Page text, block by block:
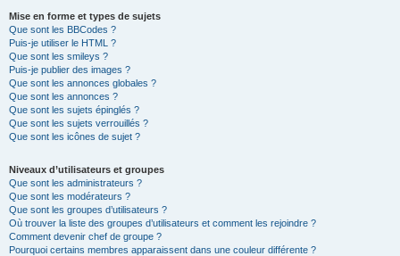
Mise en forme et types de sujets
Que sont les BBCodes ?
Puis-je utiliser le HTML ?
Que sont les smileys ?
Puis-je publier des images ?
Que sont les annonces globales ?
Que sont les annonces ?
Que sont les sujets épinglés ?
Que sont les sujets verrouillés ?
Que sont les icônes de sujet ?
Niveaux d’utilisateurs et groupes
Que sont les administrateurs ?
Que sont les modérateurs ?
Que sont les groupes d’utilisateurs ?
Où trouver la liste des groupes d’utilisateurs et comment les rejoindre ?
Comment devenir chef de groupe ?
Pourquoi certains membres apparaissent dans une couleur différente ?